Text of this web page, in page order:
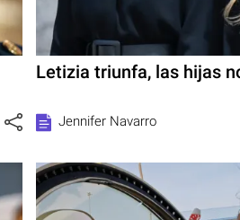
Letizia triunfa, las hijas
Jennifer Navarro